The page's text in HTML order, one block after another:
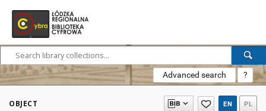
Advanced search ?
OBJECT EN PL